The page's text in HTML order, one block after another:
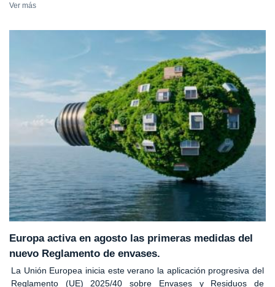
Ver más
Europa activa en agosto las primeras medidas del
nuevo Reglamento de envases.
La Unión Europea inicia este verano la aplicación progresiva del
Reglamento (UE) 2025/40 sobre Envases y Residuos de